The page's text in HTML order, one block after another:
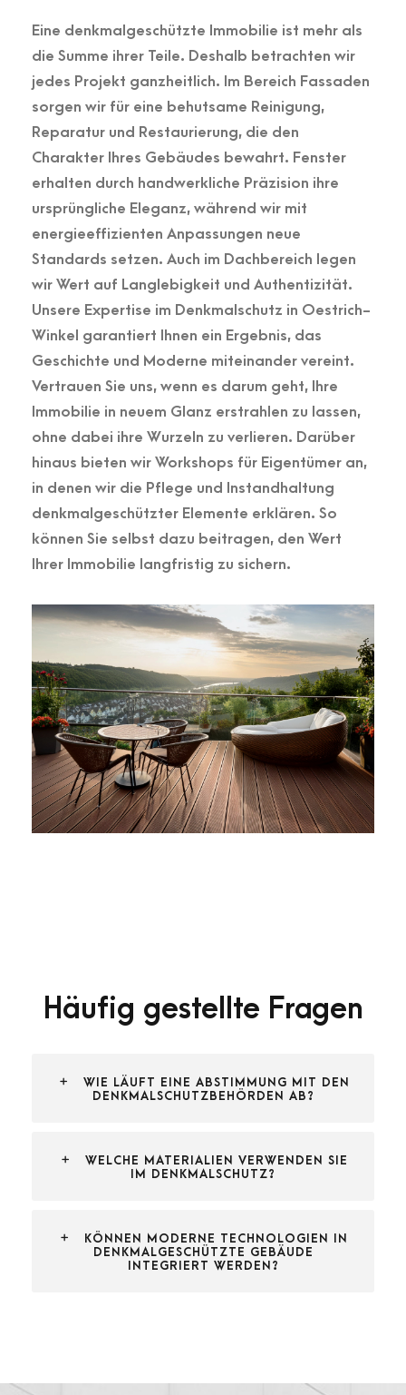
Eine denkmalgeschützte Immobilie ist mehr als
die Summe ihrer Teile. Deshalb betrachten wir
jedes Projekt ganzheitlich. Im Bereich Fassaden
sorgen wir für eine behutsame Reinigung,
Reparatur und Restaurierung, die den
Charakter Ihres Gebäudes bewahrt. Fenster
erhalten durch handwerkliche Präzision ihre
ursprüngliche Eleganz, während wir mit
energieeffizienten Anpassungen neue
Standards setzen. Auch im Dachbereich legen
wir Wert auf Langlebigkeit und Authentizität.
Unsere Expertise im Denkmalschutz in Oestrich-
Winkel garantiert Ihnen ein Ergebnis, das
Geschichte und Moderne miteinander vereint.
Vertrauen Sie uns, wenn es darum geht, Ihre
Immobilie in neuem Glanz erstrahlen zu lassen,
ohne dabei ihre Wurzeln zu verlieren. Darüber
hinaus bieten wir Workshops für Eigentümer an,
in denen wir die Pflege und Instandhaltung
denkmalgeschützter Elemente erklären. So
können Sie selbst dazu beitragen, den Wert
Ihrer Immobilie langfristig zu sichern.
Häufig gestellte Fragen
WIE LÄUFT EINE ABSTIMMUNG MIT DEN
DENKMALSCHUTZBEHÖRDEN AB?
WELCHE MATERIALIEN VERWENDEN SIE
IM DENKMALSCHUTZ?
KÖNNEN MODERNE TECHNOLOGIEN IN
DENKMALGESCHÜTZTE GEBÄUDE
INTEGRIERT WERDEN?